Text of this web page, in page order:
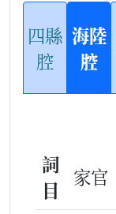
四縣
腔
海陸
腔
詞
目
家官